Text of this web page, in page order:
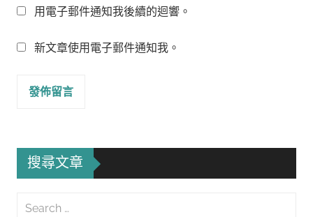
用電子郵件通知我後續的迴響。
新文章使用電子郵件通知我。
搜尋文章
Search